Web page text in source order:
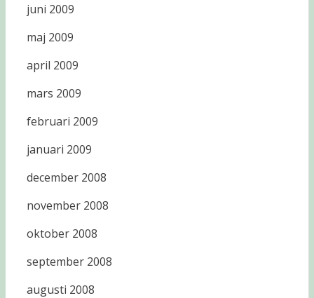
juni 2009
maj 2009
april 2009
mars 2009
februari 2009
januari 2009
december 2008
november 2008
oktober 2008
september 2008
augusti 2008